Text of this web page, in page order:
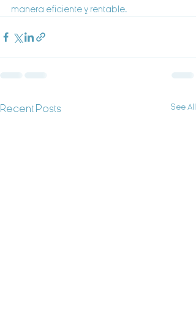
manera eficiente y rentable.
Recent Posts See All